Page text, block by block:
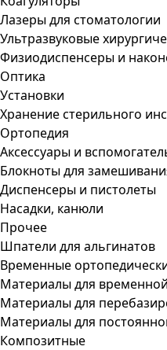
Лазеры для стоматологии
Ультразвуковые
Физиодиспенсеры и
Оптика
Установки
Хранение стерильного
Ортопедия
Аксессуары и
Блокноты для
Диспенсеры и пистолеты
Насадки, канюли
Прочее
Шпатели для альгинатов
Временные
Материалы для
Материалы для
Материалы для
Композитные